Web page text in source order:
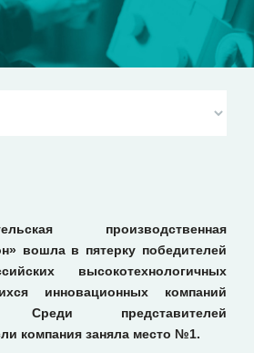
производственная
вошла в пятерку победителей
высокотехнологичных
инновационных компаний
Среди представителей
компания заняла место №1.